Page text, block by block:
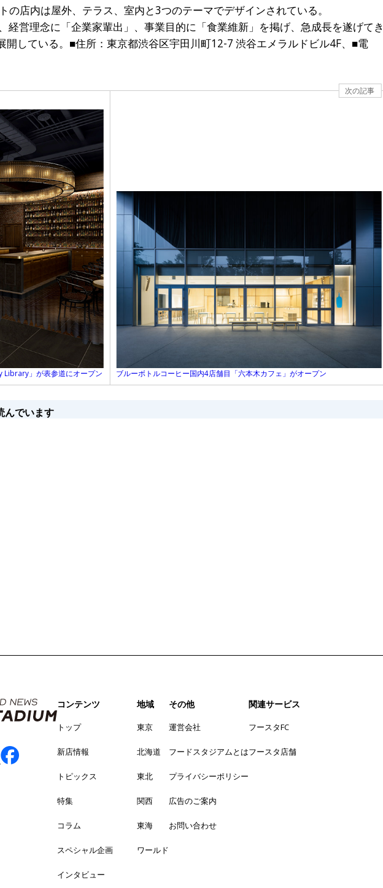
の店内は屋外、テラス、室内と3つのテーマでデザインされている。
経営理念に「企業家輩出」、事業目的に「食業維新」を掲げ、急成長を遂げてき
している。■住所：東京都渋谷区宇田川町12-7 渋谷エメラルドビル4F、■電
Library」が表参道にオープン
次の記事
ブルーボトルコーヒー国内4店舗目「六本木カフェ」がオープン
んでいます
コンテンツ
トップ
新店情報
トピックス
特集
コラム
スペシャル企画
インタビュー
地域
東京
北海道
東北
関西
東海
ワールド
その他
運営会社
フードスタジアムとは
プライバシーポリシー
広告のご案内
お問い合わせ
関連サービス
フースタFC
フースタ店舗